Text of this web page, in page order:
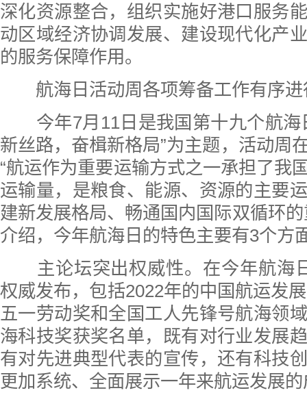
深化资源整合，组织实施好港口服务
动区域经济协调发展、建设现代化产
的服务保障作用。
航海日活动周各项筹备工作有序进
今年7月11日是我国第十九个航海
新丝路，奋楫新格局”为主题，活动周
“航运作为重要运输方式之一承担了我
运输量，是粮食、能源、资源的主要
建新发展格局、畅通国内国际双循环
介绍，今年航海日的特色主要有3个方
主论坛突出权威性。在今年航海
权威发布，包括2022年的中国航运发
五一劳动奖和全国工人先锋号航海领
海科技奖获奖名单，既有对行业发展
有对先进典型代表的宣传，还有科技
更加系统、全面展示一年来航运发展